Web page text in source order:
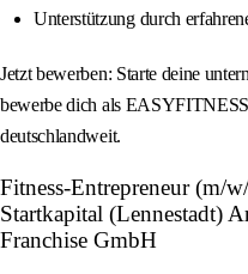
Unterstützung durch
Jetzt bewerben: Starte deine
bewerbe dich als
deutschlandweit.
Fitness-Entrepreneur (m/
Startkapital (Lennestadt)
Franchise GmbH